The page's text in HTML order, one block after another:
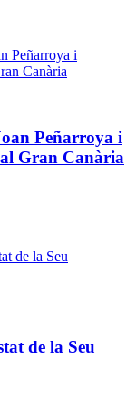
Peñarroya i
Gran Canària
de la Seu